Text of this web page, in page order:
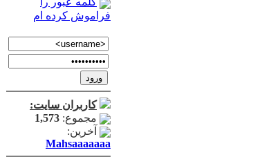
فراموش کرده ام
کاربران سایت:
مجموع: 1,573
آخرین:
Mahsaaaaaaa